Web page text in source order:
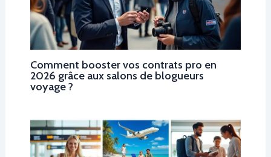
Comment booster vos contrats pro en
2026 grâce aux salons de blogueurs
voyage ?